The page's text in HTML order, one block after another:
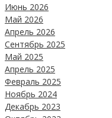
Июнь 2026
Май 2026
Апрель 2026
Сентябрь 2025
Май 2025
Апрель 2025
Февраль 2025
Ноябрь 2024
Декабрь 2023